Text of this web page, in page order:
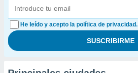
He leído y acepto la política de privacidad.